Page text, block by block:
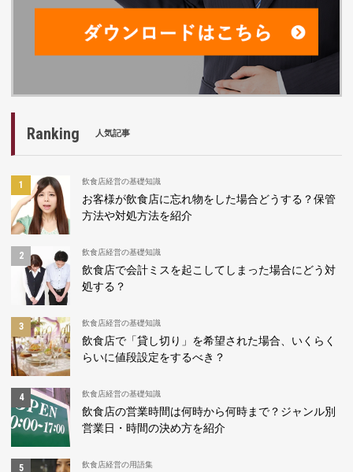
Ranking 人気記事
飲食店経営の基礎知識
お客様が飲食店に忘れ物をした場合どうする？保管
方法や対処方法を紹介
飲食店経営の基礎知識
飲食店で会計ミスを起こしてしまった場合にどう対
処する？
飲食店経営の基礎知識
飲食店で「貸し切り」を希望された場合、いくらく
らいに値段設定をするべき？
飲食店経営の基礎知識
飲食店の営業時間は何時から何時まで？ジャンル別
営業日・時間の決め方を紹介
飲食店経営の用語集